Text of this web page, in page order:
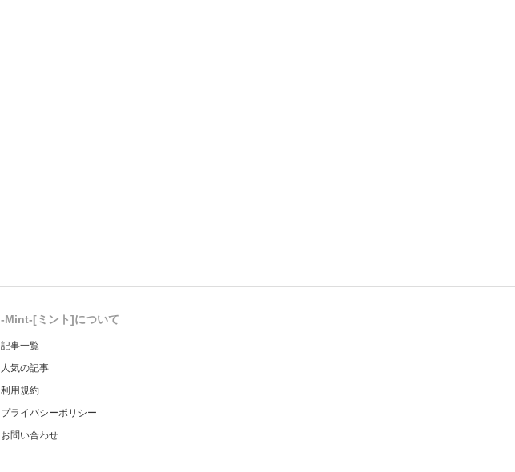
-Mint-[ミント]について
記事一覧
人気の記事
利用規約
プライバシーポリシー
お問い合わせ